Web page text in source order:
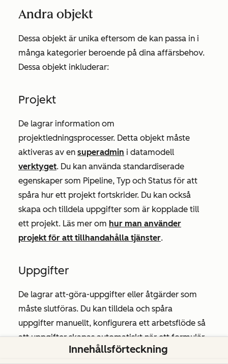
Andra objekt
Dessa objekt är unika eftersom de kan passa in i
många kategorier beroende på dina affärsbehov.
Dessa objekt inkluderar:
Projekt
De lagrar information om
projektledningsprocesser. Detta objekt måste
aktiveras av en superadmin i datamodell
verktyget. Du kan använda standardiserade
egenskaper som Pipeline, Typ och Status för att
spåra hur ett projekt fortskrider. Du kan också
skapa och tilldela uppgifter som är kopplade till
ett projekt. Läs mer om hur man använder
projekt för att tillhandahålla tjänster.
Uppgifter
De lagrar att-göra-uppgifter eller åtgärder som
måste slutföras. Du kan tilldela och spåra
uppgifter manuellt, konfigurera ett arbetsflöde så
att uppgifter skapas automatiskt när ett formulär
skickas in eller skapa enuppgiftskö.
Innehållsförteckning